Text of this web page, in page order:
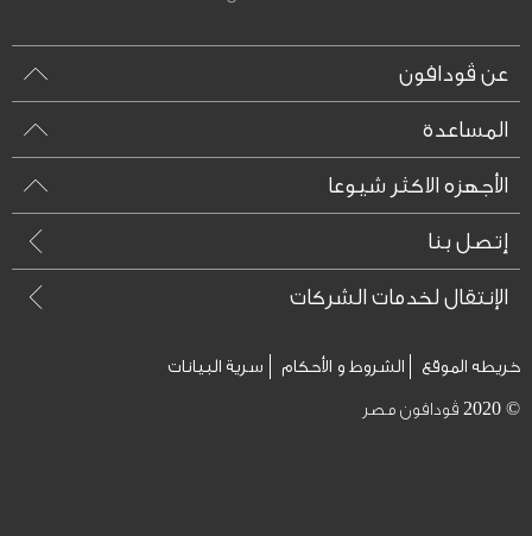
عن ڤودافون
المساعدة
الأجهزه الاكثر شيوعا
إتصل بنا
الإنتقال لخدمات الشركات
خريطه الموقع الشروط و الأحكام سرية البيانات
© 2020 ڤودافون مصر